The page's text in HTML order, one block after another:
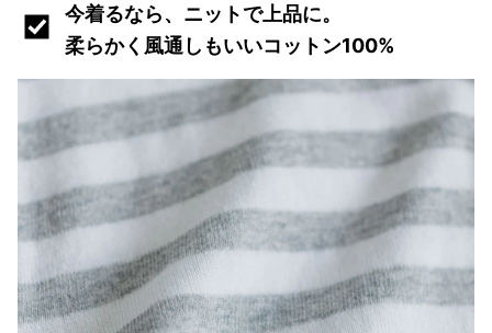
今着るなら、ニットで上品に。
柔らかく風通しもいいコットン100%